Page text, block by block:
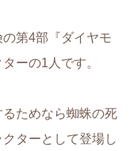
第4部『ダイヤモ
ーの1人です。
ためなら蜘蛛の死
ターとして登場し